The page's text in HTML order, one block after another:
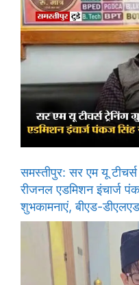
समस्तीपुर: सर एम यू
रीजनल एडमिशन इंचार्ज
शुभकामनाएं, बीएड-